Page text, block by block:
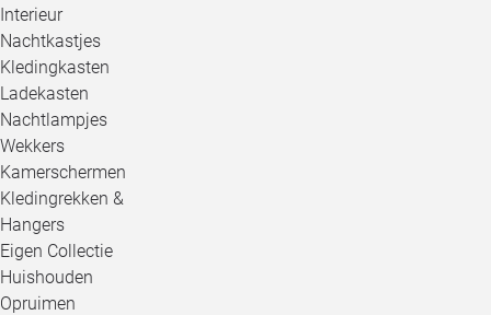
Interieur
Nachtkastjes
Kledingkasten
Ladekasten
Nachtlampjes
Wekkers
Kamerschermen
Kledingrekken &
Hangers
Eigen Collectie
Huishouden
Opruimen